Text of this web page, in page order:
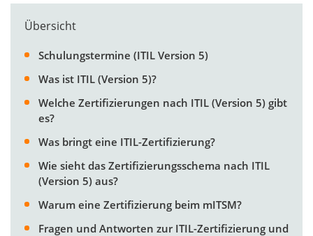
Übersicht
Schulungstermine (ITIL Version 5)
Was ist ITIL (Version 5)?
Welche Zertifizierungen nach ITIL (Version 5) gibt
es?
Was bringt eine ITIL-Zertifizierung?
Wie sieht das Zertifizierungsschema nach ITIL
(Version 5) aus?
Warum eine Zertifizierung beim mITSM?
Fragen und Antworten zur ITIL-Zertifizierung und